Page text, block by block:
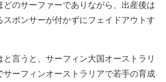
どのサーファーでありながら、出産後は
ポンサーが付かずにフェイドアウトす
言うと、サーフィン大国オーストラリ
サーフィンオーストラリアで若手の育成